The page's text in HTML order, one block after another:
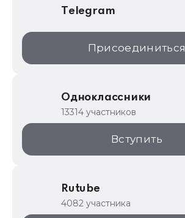
Telegram
Присоединиться
Одноклассники
13314 участников
Вступить
Rutube
4082 участника